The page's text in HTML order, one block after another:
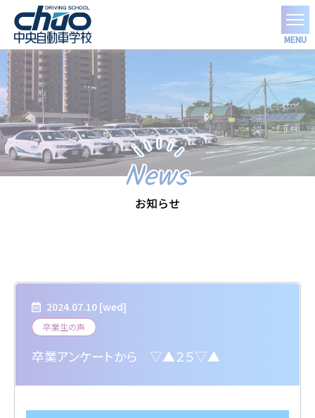
MENU
お知らせ
News
2024.07.10 [wed]
卒業生の声
卒業アンケートから ▽▲２５▽▲